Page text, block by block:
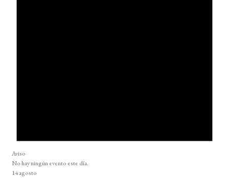
Aviso
No hay ningún evento este día.
14 agosto